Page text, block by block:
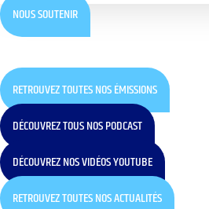
NOUS SOUTENIR
RETROUVEZ TOUTES NOS ÉMISSIONS
DÉCOUVREZ TOUS NOS PODCAST
DÉCOUVREZ NOS VIDÉOS YOUTUBE
RETROUVEZ TOUTES NOS ACTUALITÉS